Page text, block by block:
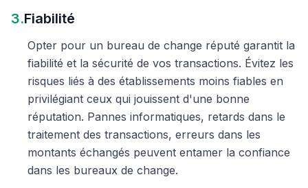
3.Fiabilité
Opter pour un bureau de change réputé garantit la
fiabilité et la sécurité de vos transactions. Évitez les
risques liés à des établissements moins fiables en
privilégiant ceux qui jouissent d'une bonne
réputation. Pannes informatiques, retards dans le
traitement des transactions, erreurs dans les
montants échangés peuvent entamer la confiance
dans les bureaux de change.